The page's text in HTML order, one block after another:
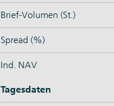
Brief-Volumen (St.)
Spread (%)
Ind. NAV
Tagesdaten